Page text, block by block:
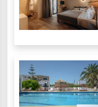
Λιτόχωρο
Λουτρά Πόζαρ
Λουτρά Υπάτης
Λουτράκι
Λούτσα